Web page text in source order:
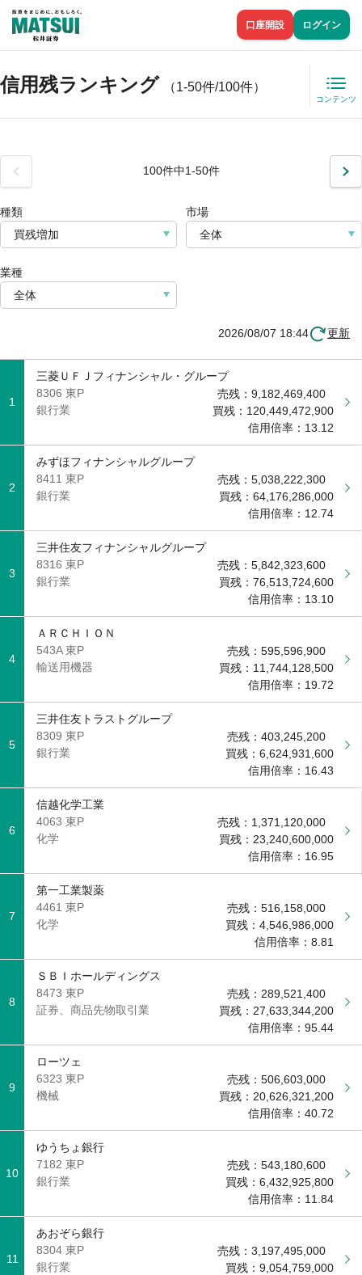
口座開設 ログイン
信用残ランキング （1-50件/100件）
コンテンツ
前 100件中1-50件 次
種類
買残増加
市場
全体
業種
全体
2026/08/07 18:44 更新
1
三菱ＵＦＪフィナンシャル・グループ
8306 東P
銀行業
売残： 9,182,469,400
買残： 120,449,472,900
信用倍率： 13.12
2
みずほフィナンシャルグループ
8411 東P
銀行業
売残： 5,038,222,300
買残： 64,176,286,000
信用倍率： 12.74
3
三井住友フィナンシャルグループ
8316 東P
銀行業
売残： 5,842,323,600
買残： 76,513,724,600
信用倍率： 13.10
4
ＡＲＣＨＩＯＮ
543A 東P
輸送用機器
売残： 595,596,900
買残： 11,744,128,500
信用倍率： 19.72
5
三井住友トラストグループ
8309 東P
銀行業
売残： 403,245,200
買残： 6,624,931,600
信用倍率： 16.43
6
信越化学工業
4063 東P
化学
売残： 1,371,120,000
買残： 23,240,600,000
信用倍率： 16.95
7
第一工業製薬
4461 東P
化学
売残： 516,158,000
買残： 4,546,986,000
信用倍率： 8.81
8
ＳＢＩホールディングス
8473 東P
証券、商品先物取引業
売残： 289,521,400
買残： 27,633,344,200
信用倍率： 95.44
9
ローツェ
6323 東P
機械
売残： 506,603,000
買残： 20,626,321,200
信用倍率： 40.72
10
ゆうちょ銀行
7182 東P
銀行業
売残： 543,180,600
買残： 6,432,925,800
信用倍率： 11.84
11
あおぞら銀行
8304 東P
銀行業
売残： 3,197,495,000
買残： 9,054,759,000